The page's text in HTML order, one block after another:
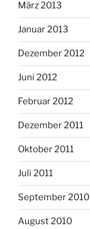
März 2013
Januar 2013
Dezember 2012
Juni 2012
Februar 2012
Dezember 2011
Oktober 2011
Juli 2011
September 2010
August 2010